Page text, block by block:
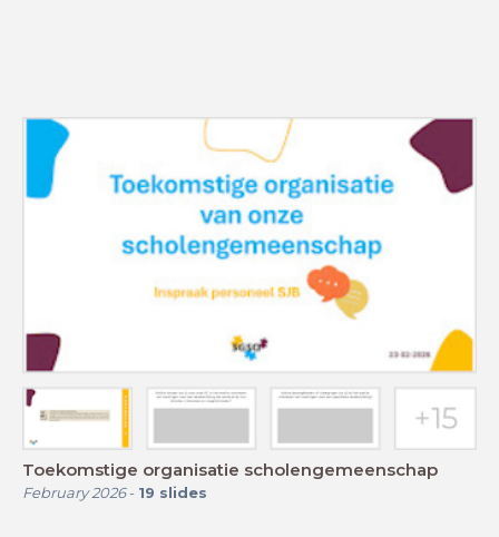
Toekomstige organisatie scholengemeenschap
February 2026- 19 slides